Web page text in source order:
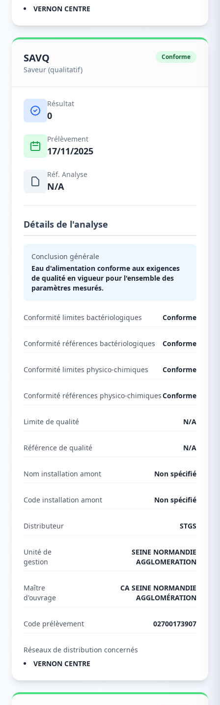
VERNON CENTRE
SAVQ
Saveur (qualitatif)
Conforme
Résultat
0
Prélèvement
17/11/2025
Réf. Analyse
N/A
Détails de l'analyse
Conclusion générale
Eau d'alimentation conforme aux exigences
de qualité en vigueur pour l'ensemble des
paramètres mesurés.
Conformité limites bactériologiques Conforme
Conformité références bactériologiques Conforme
Conformité limites physico-chimiques Conforme
Conformité références physico-chimiquesConforme
Limite de qualité N/A
Référence de qualité N/A
Nom installation amont Non spécifié
Code installation amont Non spécifié
Distributeur STGS
Unité de
gestion
SEINE NORMANDIE
AGGLOMERATION
Maître
d'ouvrage
CA SEINE NORMANDIE
AGGLOMÉRATION
Code prélèvement 02700173907
Réseaux de distribution concernés
VERNON CENTRE